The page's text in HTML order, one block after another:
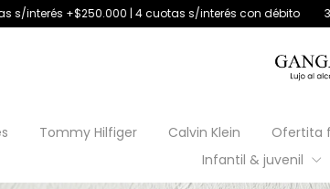
4 cuotas s/interés con débito 30% off transferencia
Tommy Hilfiger Calvin Klein Ofertita
Infantil & juvenil